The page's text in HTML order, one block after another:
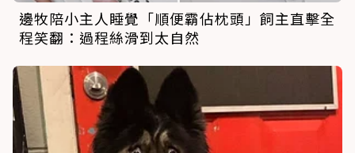
邊牧陪小主人睡覺「順便霸佔枕頭」飼主直擊全
程笑翻：過程絲滑到太自然